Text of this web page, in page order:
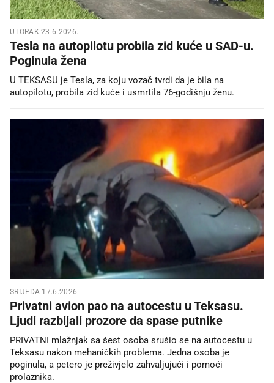
UTORAK 23.6.2026.
Tesla na autopilotu probila zid kuće u SAD-u.
Poginula žena
U TEKSASU je Tesla, za koju vozač tvrdi da je bila na
autopilotu, probila zid kuće i usmrtila 76-godišnju ženu.
SRIJEDA 17.6.2026.
Privatni avion pao na autocestu u Teksasu.
Ljudi razbijali prozore da spase putnike
PRIVATNI mlažnjak sa šest osoba srušio se na autocestu u
Teksasu nakon mehaničkih problema. Jedna osoba je
poginula, a petero je preživjelo zahvaljujući i pomoći
prolaznika.